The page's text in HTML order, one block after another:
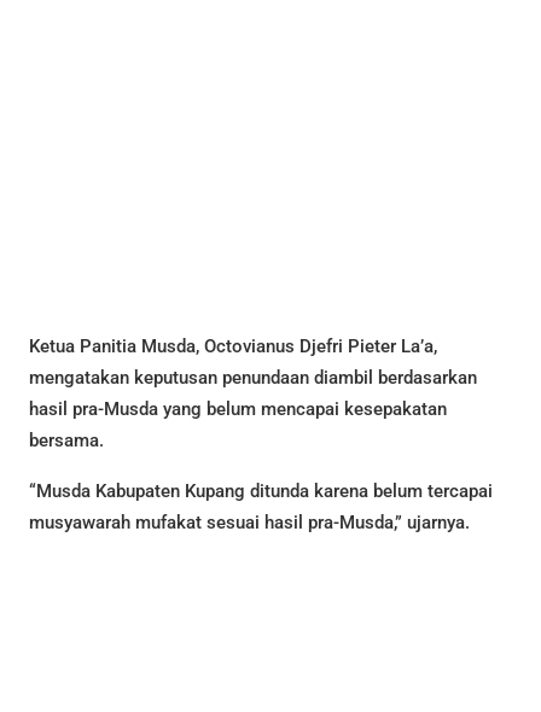
Ketua Panitia Musda, Octovianus Djefri Pieter La’a,
mengatakan keputusan penundaan diambil berdasarkan
hasil pra-Musda yang belum mencapai kesepakatan
bersama.
“Musda Kabupaten Kupang ditunda karena belum tercapai
musyawarah mufakat sesuai hasil pra-Musda,” ujarnya.